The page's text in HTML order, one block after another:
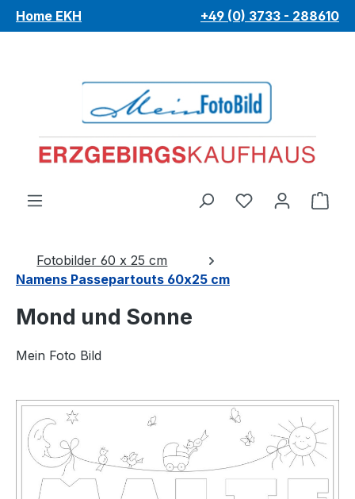
Zum Hauptinhalt springen
Home EKH +49 (0) 3733 - 288610
Du hast 0
Fotobilder 60 x 25 cm
Namens Passepartouts 60x25 cm
Mond und Sonne
Mein Foto Bild